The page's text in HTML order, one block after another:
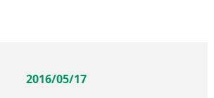
2016/05/17